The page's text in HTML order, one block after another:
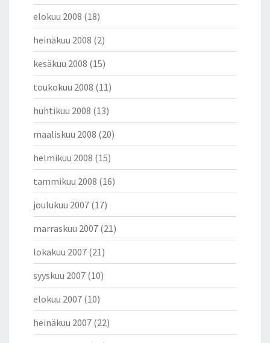
elokuu 2008 (18)
heinäkuu 2008 (2)
kesäkuu 2008 (15)
toukokuu 2008 (11)
huhtikuu 2008 (13)
maaliskuu 2008 (20)
helmikuu 2008 (15)
tammikuu 2008 (16)
joulukuu 2007 (17)
marraskuu 2007 (21)
lokakuu 2007 (21)
syyskuu 2007 (10)
elokuu 2007 (10)
heinäkuu 2007 (22)